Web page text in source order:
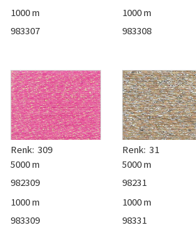
1000 m
983307
1000 m
983308
Renk: 309
5000 m
982309
1000 m
983309
Renk: 31
5000 m
98231
1000 m
98331